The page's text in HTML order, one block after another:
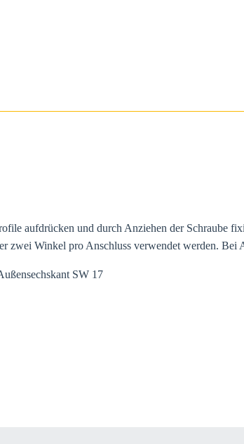
aufdrücken und durch Anziehen der Schraube
zwei Winkel pro Anschluss verwendet werden. Bei
SW 17